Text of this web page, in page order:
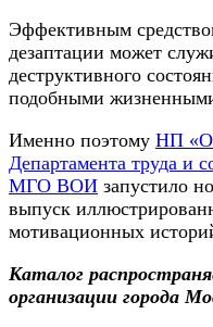
Эффективным
дезаптации может
деструктивного
подобными
Именно поэтому НП
Департамента труда и
МГО ВОИ запустило
выпуск
мотивационных
Каталог
организации города